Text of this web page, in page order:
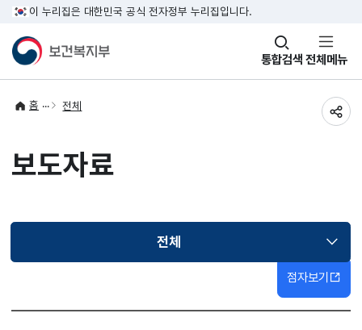
이 누리집은 대한민국 공식 전자정부 누리집입니다.
통합검색
창
열기 전체메뉴
홈 전체
보도자료
전체선택됨
점자보기